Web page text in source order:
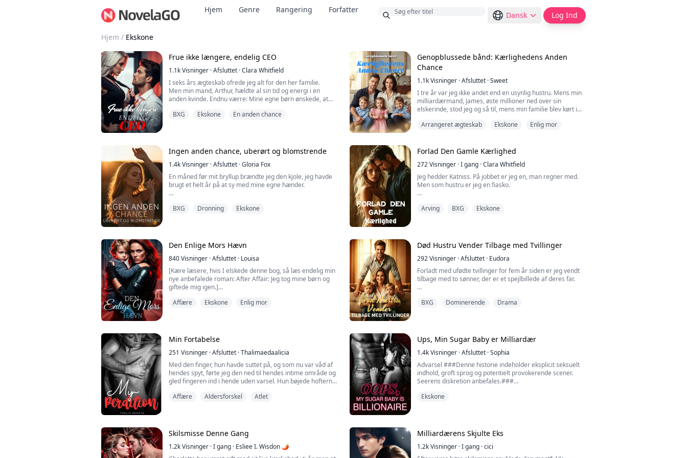
Hjem Genre Rangering Forfatter
Dansk Log Ind
Hjem / Ekskone
Frue ikke længere, endelig CEO
1.1kVisninger ·Afsluttet ·Clara Whitfield
I seks års ægteskab ofrede jeg alt for den her familie.
Men min mand, Arthur, hældte al sin tid og energi i en
anden kvinde. Endnu værre: Mine egne børn ønskede, at
Mit blik faldt på min mors Nobelprismedalje, og ...
BXG Ekskone En anden chance
Genopblussede bånd: Kærlighedens Anden
Chance
1.1kVisninger ·Afsluttet ·Sweet
I tre år var jeg ikke andet end en usynlig hustru. Mens min
milliardærmand, James, øste millioner ned over sin
elskerinde, stod jeg og så til, mens min familie blev kørt i
fremmed hospital: Lægerne fortalte mig, at min nyfødte
datter var død under fødslen. Hele min verden slukkede....
Arrangeret ægteskab Ekskone Enlig mor
Ingen anden chance, uberørt og blomstrende
1.4kVisninger ·Afsluttet ·Gloria Fox
En måned før mit bryllup brændte jeg den kjole, jeg havde
brugt et helt år på at sy med mine egne hænder.
armene og hånede mig. „Uden mig er du ingenting.“
ægteskabsalliance? Jeg tilbyder en andel til hundrede
milliarder kro...
BXG Dronning Ekskone
Forlad Den Gamle Kærlighed
272Visninger ·I gang ·Clara Whitfield
Jeg hedder Katniss. På jobbet er jeg en, man regner med.
Men som hustru er jeg en fiasko.
sekretær, hans første kærlighed, en veninde fra
sammen med en anden kvinde, at det gik op for mig, at jeg
ikke kunne finde mig i det længere.
Arving BXG Ekskone
Den Enlige Mors Hævn
840Visninger ·Afsluttet · Louisa
[Kære læsere, hvis I elskede denne bog, så læs endelig min
nye anbefalede roman: After Affair: Jeg tog mine børn og
giftede mig igen.]
»Lisbeth, du skal altså hellere gå med til den skilsmisse i en
»Hvad?« Lisbeth Whitaker så op,...
Affære Ekskone Enlig mor
Død Hustru Vender Tilbage med Tvillinger
292Visninger ·Afsluttet · Eudora
Forladt med ufødte tvillinger for fem år siden er jeg vendt
tilbage med to sønner, der er et spejlbillede af deres far.
jeg mine drenge alene i udlandet. Nu er jeg hjemme igen
BXG Dominerende Drama
Min Fortabelse
251 Visninger ·Afsluttet ·Thalimaedaalicia
Med den finger, hun havde suttet på, og som nu var våd af
hendes spyt, førte jeg den ned til hendes intime område og
gled fingeren ind i hende uden varsel. Hun bøjede hofterne
**
Isabela er lige kommet ud af et 15-årig...
Affære Aldersforskel Atlet
Ups, Min Sugar Baby er Milliardær
1.4kVisninger ·Afsluttet ·Sophia
Advarsel ###Denne historie indeholder eksplicit seksuelt
indhold, groft sprog og potentielt provokerende scener.
Seerens diskretion anbefales.###
kvinde.
direktør.
Vent, du, en milliardær, bruger denne piges pe...
Ekskone
Skilsmisse Denne Gang
1.2kVisninger ·I gang · Esliee I. Wisdon 🌶
Milliardærens Skjulte Eks
1.2kVisninger ·I gang ·cici